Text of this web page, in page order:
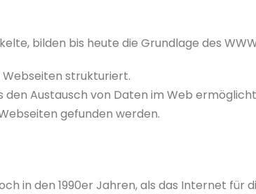
bilden bis heute die Grundlage des
Webseiten strukturiert.
den Austausch von Daten im Web
gefunden werden.
in den 1990er Jahren, als das Internet für